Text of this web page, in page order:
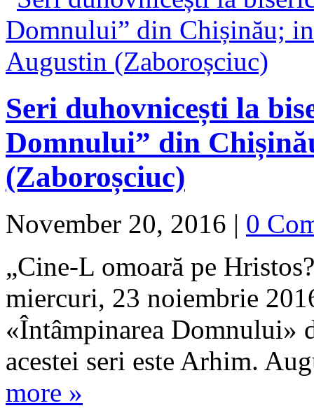
Seri duhovnicești la
Domnului” din
(Zaboroșciuc)
November 20, 2016 | 0
„Cine-L omoară pe
miercuri, 23 noiembrie
«Întâmpinarea
acestei seri este Arhim.
more »